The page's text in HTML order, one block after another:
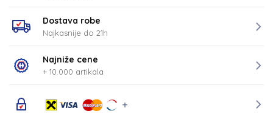
Dostava robe
Najkasnije do 21h
Najniže cene
+ 10.000 artikala